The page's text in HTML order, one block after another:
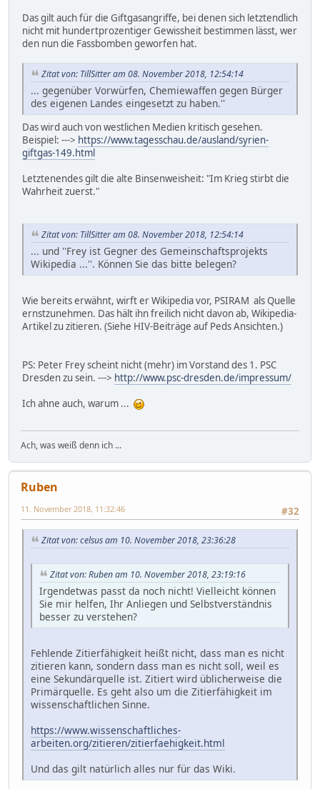
Das gilt auch für die Giftgasangriffe, bei denen sich letztendlich
nicht mit hundertprozentiger Gewissheit bestimmen lässt, wer
den nun die Fassbomben geworfen hat.
Zitat von: TillSitter am 08. November 2018, 12:54:14
... gegenüber Vorwürfen, Chemiewaffen gegen Bürger
des eigenen Landes eingesetzt zu haben.''
Das wird auch von westlichen Medien kritisch gesehen.
Beispiel: ---> https://www.tagesschau.de/ausland/syrien-
giftgas-149.html
Letztenendes gilt die alte Binsenweisheit: "Im Krieg stirbt die
Wahrheit zuerst."
Zitat von: TillSitter am 08. November 2018, 12:54:14
... und ''Frey ist Gegner des Gemeinschaftsprojekts
Wikipedia ...''. Können Sie das bitte belegen?
Wie bereits erwähnt, wirft er Wikipedia vor, PSIRAM als Quelle
ernstzunehmen. Das hält ihn freilich nicht davon ab, Wikipedia-
Artikel zu zitieren. (Siehe HIV-Beiträge auf Peds Ansichten.)
PS: Peter Frey scheint nicht (mehr) im Vorstand des 1. PSC
Dresden zu sein. ---> http://www.psc-dresden.de/impressum/
Ich ahne auch, warum ...
Ach, was weiß denn ich ...
Ruben
#32
11. November 2018, 11:32:46
Zitat von: celsus am 10. November 2018, 23:36:28
Zitat von: Ruben am 10. November 2018, 23:19:16
Irgendetwas passt da noch nicht! Vielleicht können
Sie mir helfen, Ihr Anliegen und Selbstverständnis
besser zu verstehen?
Fehlende Zitierfähigkeit heißt nicht, dass man es nicht
zitieren kann, sondern dass man es nicht soll, weil es
eine Sekundärquelle ist. Zitiert wird üblicherweise die
Primärquelle. Es geht also um die Zitierfähigkeit im
wissenschaftlichen Sinne.
https://www.wissenschaftliches-
arbeiten.org/zitieren/zitierfaehigkeit.html
Und das gilt natürlich alles nur für das Wiki.